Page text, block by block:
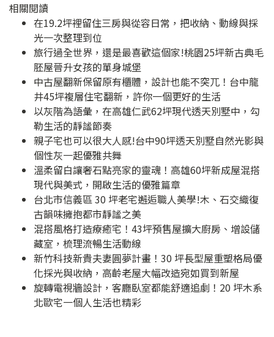
相關閱讀
在19.2坪裡留住三房與從容日常，把收納、動線與採
光一次整理到位
旅行過全世界，還是最喜歡這個家!桃園25坪新古典毛
胚屋晉升女孩的單身城堡
中古屋翻新保留原有櫃體，設計也能不突兀！台中龍
井45坪複層住宅翻新，許你一個更好的生活
以灰階為語彙，在高雄仁武62坪現代透天別墅中，勾
勒生活的靜謐節奏
親子宅也可以很大人感!台中90坪透天別墅自然光影與
個性灰一起優雅共舞
溫柔留白讓奢石點亮家的靈魂！高雄60坪新成屋混搭
現代與美式，開啟生活的優雅篇章
台北市信義區 30 坪老宅邂逅職人美學!木、石交織復
古韻味擁抱都市靜謐之美
混搭風格打造療癒宅！43坪預售屋擴大廚房、增設儲
藏室，梳理流暢生活動線
新竹科技新貴夫妻圓夢計畫！30 坪長型屋重塑格局優
化採光與收納，高齡老屋大幅改造宛如買到新屋
旋轉電視牆設計，客廳臥室都能舒適追劇！20 坪木系
北歐宅一個人生活也精彩